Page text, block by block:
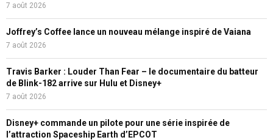
7 août 2026
Joffrey’s Coffee lance un nouveau mélange inspiré de Vaiana
7 août 2026
Travis Barker : Louder Than Fear – le documentaire du batteur
de Blink-182 arrive sur Hulu et Disney+
7 août 2026
Disney+ commande un pilote pour une série inspirée de
l’attraction Spaceship Earth d’EPCOT